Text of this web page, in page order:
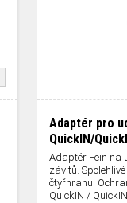
Adaptér pro
QuickIN/
Adaptér Fein na
závitů.
čtyřhranu.
QuickIN /